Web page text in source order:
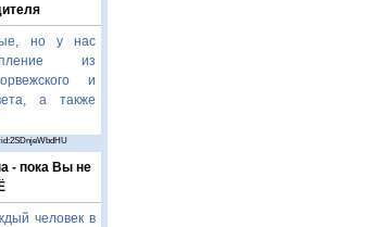
но у нас
из
и
а также
- пока Вы не
человек в